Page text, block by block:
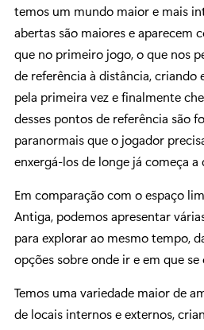
temos um mundo maior e mais
abertas são maiores e aparecem
que no primeiro jogo, o que nos
de referência à distância, criando
pela primeira vez e finalmente
desses pontos de referência são
paranormais que o jogador
enxergá-los de longe já começa
Em comparação com o espaço
Antiga, podemos apresentar
para explorar ao mesmo tempo,
opções sobre onde ir e em que
Temos uma variedade maior de
de locais internos e externos,